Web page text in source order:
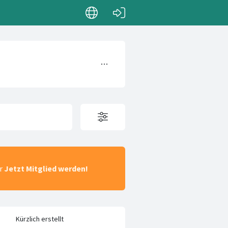
Jetzt Mitglied werden!
Kürzlich erstellt